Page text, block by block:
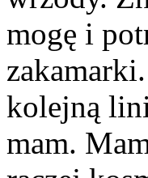
mogę i
kolejną
mam.